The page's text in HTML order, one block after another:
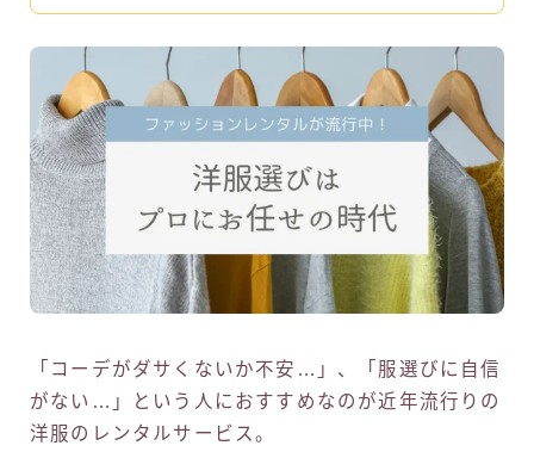
「コーデがダサくないか不安…」、「服選びに自信
がない…」という人におすすめなのが近年流行りの
洋服のレンタルサービス。